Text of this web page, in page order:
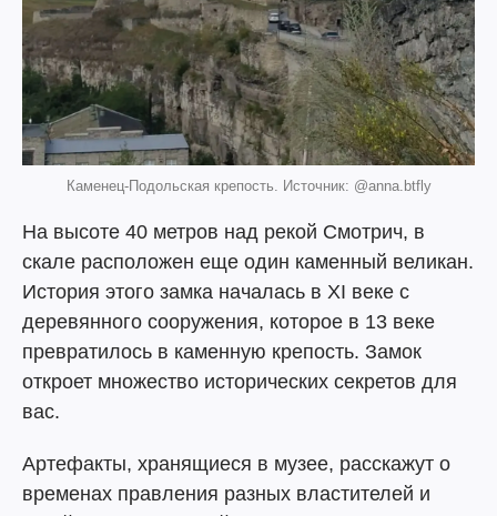
Каменец-Подольская крепость. Источник: @anna.btfly
На высоте 40 метров над рекой Смотрич, в
скале расположен еще один каменный великан.
История этого замка началась в XI веке с
деревянного сооружения, которое в 13 веке
превратилось в каменную крепость. Замок
откроет множество исторических секретов для
вас.
Артефакты, хранящиеся в музее, расскажут о
временах правления разных властителей и